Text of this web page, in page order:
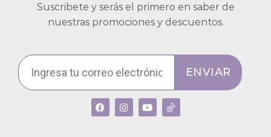
Suscribete y serás el primero en saber de
nuestras promociones y descuentos.
ENVIAR